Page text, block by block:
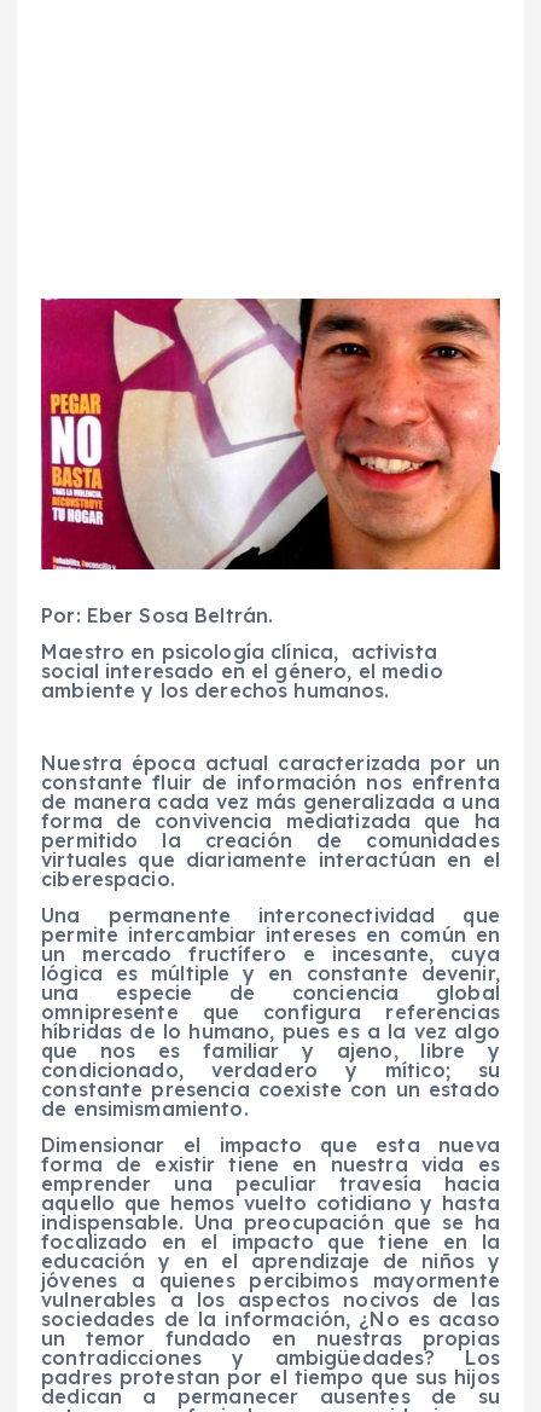
Por: Eber Sosa Beltrán.
Maestro en psicología clínica, activista
social interesado en el género, el medio
ambiente y los derechos humanos.
Nuestra época actual caracterizada por un
constante fluir de información nos enfrenta
de manera cada vez más generalizada a una
forma de convivencia mediatizada que ha
permitido la creación de comunidades
virtuales que diariamente interactúan en el
ciberespacio.
Una permanente interconectividad que
permite intercambiar intereses en común en
un mercado fructífero e incesante, cuya
lógica es múltiple y en constante devenir,
una especie de conciencia global
omnipresente que configura referencias
híbridas de lo humano, pues es a la vez algo
que nos es familiar y ajeno, libre y
condicionado, verdadero y mítico; su
constante presencia coexiste con un estado
de ensimismamiento.
Dimensionar el impacto que esta nueva
forma de existir tiene en nuestra vida es
emprender una peculiar travesía hacia
aquello que hemos vuelto cotidiano y hasta
indispensable. Una preocupación que se ha
focalizado en el impacto que tiene en la
educación y en el aprendizaje de niños y
jóvenes a quienes percibimos mayormente
vulnerables a los aspectos nocivos de las
sociedades de la información, ¿No es acaso
un temor fundado en nuestras propias
contradicciones y ambigüedades? Los
padres protestan por el tiempo que sus hijos
dedican a permanecer ausentes de su